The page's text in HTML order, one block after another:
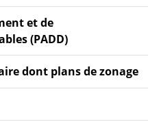
et de
(PADD)
dont plans de zonage